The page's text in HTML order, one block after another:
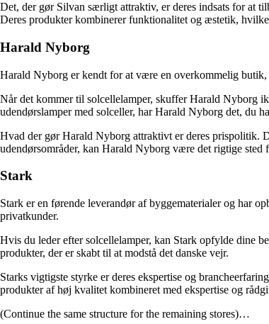
Det, der gør Silvan særligt attraktiv, er deres indsats for at
Deres produkter kombinerer funktionalitet og æstetik,
Harald Nyborg
Harald Nyborg er kendt for at være en overkommelig butik,
Når det kommer til solcellelamper, skuffer Harald Nyborg
udendørslamper med solceller, har Harald Nyborg det, du
Hvad der gør Harald Nyborg attraktivt er deres prispolitik.
udendørsområder, kan Harald Nyborg være det rigtige sted
Stark
Stark er en førende leverandør af byggematerialer og har
privatkunder.
Hvis du leder efter solcellelamper, kan Stark opfylde dine
produkter, der er skabt til at modstå det danske vejr.
Starks vigtigste styrke er deres ekspertise og
produkter af høj kvalitet kombineret med ekspertise og
(Continue the same structure for the remaining stores)…